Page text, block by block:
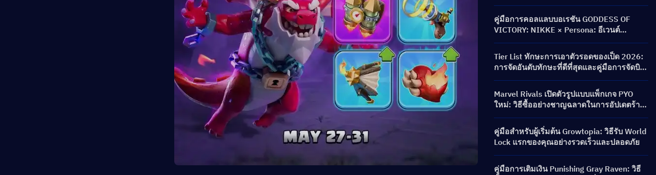
คู่มือการคอลแลบบอเรชัน GODDESS OF
VICTORY: NIKKE × Persona: อีเวนต์
PERSONA ON FRONTLINE, ตัวละคร, ตู้คอน
เนคชั่น และรางวัล
Tier List ทักษะการเอาตัวรอดของเป็ด 2026:
การจัดอันดับทักษะที่ดีที่สุดและคู่มือการจัดบิ
ลด์
Marvel Rivals เปิดตัวรูปแบบแพ็กเกจ PYO
ใหม่: วิธีซื้ออย่างชาญฉลาดในการอัปเดตร้าน
ค้าซีซัน 9.5
คู่มือสำหรับผู้เริ่มต้น Growtopia: วิธีรับ World
Lock แรกของคุณอย่างรวดเร็วและปลอดภัย
คู่มือการเติมเงิน Punishing Gray Raven: วิธี